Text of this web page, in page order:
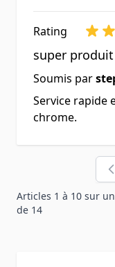
Rating
super produit
Soumis par
Service rapide
chrome.
Articles 1 à 10 sur
de 14